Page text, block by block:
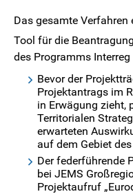
Das gesamte
Tool für die
des Programms
Bevor der
Projektantrags im
in Erwägung zieht,
Territorialen
erwarteten
auf dem Gebiet
Der federführende
bei JEMS
Projektaufruf